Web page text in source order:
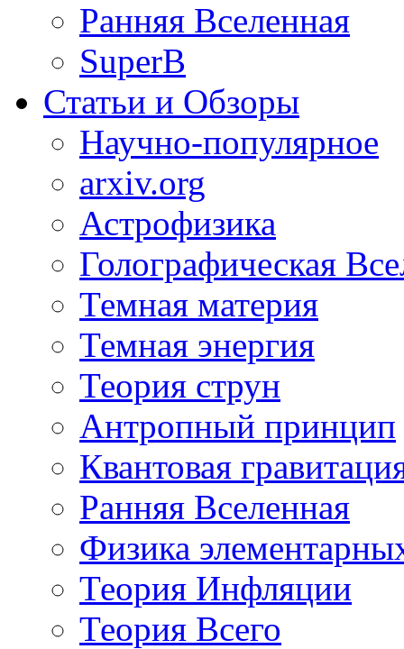
Ранняя Вселенная
SuperB
Статьи и Обзоры
Научно-популярное
arxiv.org
Астрофизика
Голографическая
Темная материя
Темная энергия
Теория струн
Антропный принцип
Квантовая
Ранняя Вселенная
Физика
Теория Инфляции
Теория Всего